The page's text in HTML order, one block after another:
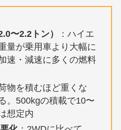
〜2.2トン）
：ハイエ
量が乗用車より大幅に
速・減速に多くの燃料
物を積むほど重くな
。500kgの積載で10〜
想定内